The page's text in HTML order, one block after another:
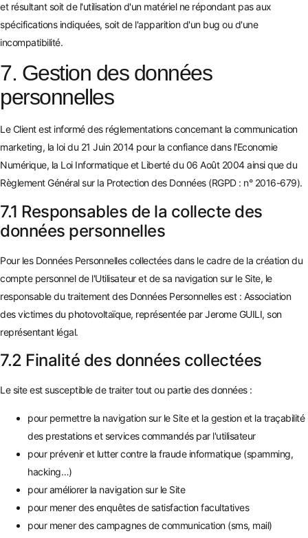
et résultant soit de l'utilisation d'un matériel ne répondant pas aux
spécifications indiquées, soit de l'apparition d'un bug ou d'une
incompatibilité.
7. Gestion des données
personnelles
Le Client est informé des réglementations concernant la communication
marketing, la loi du 21 Juin 2014 pour la confiance dans l'Economie
Numérique, la Loi Informatique et Liberté du 06 Août 2004 ainsi que du
Règlement Général sur la Protection des Données (RGPD : n° 2016-679).
7.1 Responsables de la collecte des
données personnelles
Pour les Données Personnelles collectées dans le cadre de la création du
compte personnel de l'Utilisateur et de sa navigation sur le Site, le
responsable du traitement des Données Personnelles est : Association
des victimes du photovoltaïque, représentée par Jerome GUILI, son
représentant légal.
7.2 Finalité des données collectées
Le site est susceptible de traiter tout ou partie des données :
pour permettre la navigation sur le Site et la gestion et la traçabilité
des prestations et services commandés par l'utilisateur
pour prévenir et lutter contre la fraude informatique (spamming,
hacking…)
pour améliorer la navigation sur le Site
pour mener des enquêtes de satisfaction facultatives
pour mener des campagnes de communication (sms, mail)